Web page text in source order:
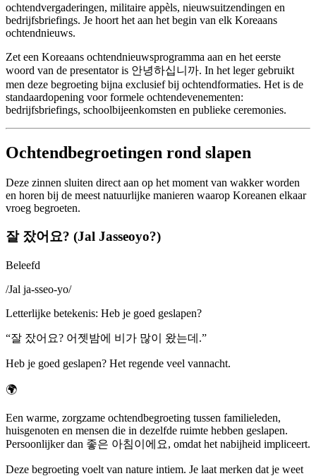
ochtendvergaderingen, militaire appèls, nieuwsuitzendingen en
bedrijfsbriefings. Je hoort het aan het begin van elk Koreaans
ochtendnieuws.
Zet een Koreaans ochtendnieuwsprogramma aan en het eerste
woord van de presentator is 안녕하십니까. In het leger gebruikt
men deze begroeting bijna exclusief bij ochtendformaties. Het is de
standaardopening voor formele ochtendevenementen:
bedrijfsbriefings, schoolbijeenkomsten en publieke ceremonies.
Ochtendbegroetingen rond slapen
Deze zinnen sluiten direct aan op het moment van wakker worden
en horen bij de meest natuurlijke manieren waarop Koreanen elkaar
vroeg begroeten.
잘 잤어요? (Jal Jasseoyo?)
Beleefd
/Jal ja-sseo-yo/
Letterlijke betekenis: Heb je goed geslapen?
“잘 잤어요? 어젯밤에 비가 많이 왔는데.”
Heb je goed geslapen? Het regende veel vannacht.
🌍
Een warme, zorgzame ochtendbegroeting tussen familieleden,
huisgenoten en mensen die in dezelfde ruimte hebben geslapen.
Persoonlijker dan 좋은 아침이에요, omdat het nabijheid impliceert.
Deze begroeting voelt van nature intiem. Je laat merken dat je weet